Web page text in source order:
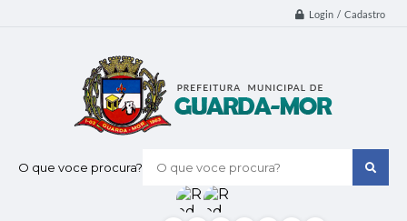
Login / Cadastro
O que voce procura?